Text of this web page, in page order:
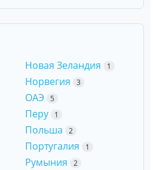
Новая Зеландия 1
Норвегия 3
ОАЭ 5
Перу 1
Польша 2
Португалия 1
Румыния 2